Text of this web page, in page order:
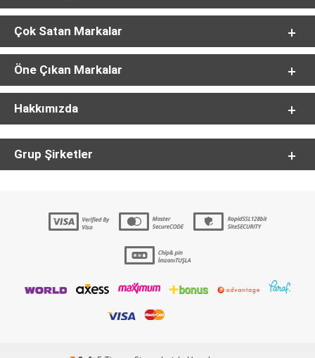
Çok Satan Markalar
Öne Çıkan Markalar
Hakkımızda
Grup Şirketler